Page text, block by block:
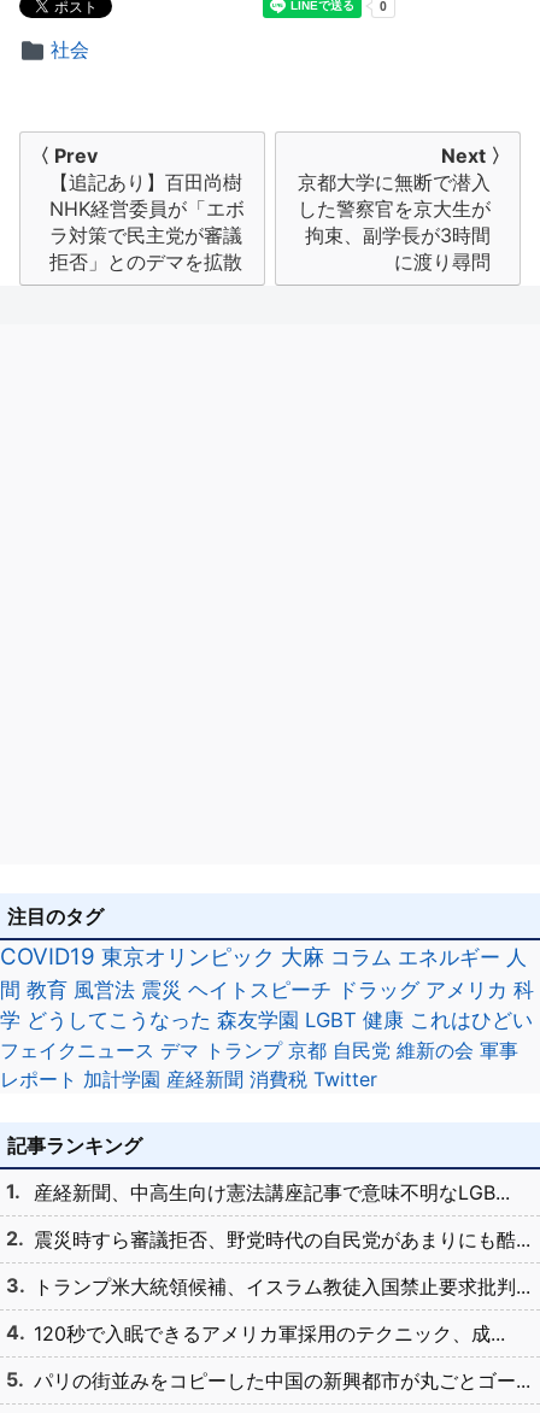
社会
ビ
〈 Prev
【追記あり】百田尚樹
NHK経営委員が「エボ
ラ対策で民主党が審議
拒否」とのデマを拡散
Next 〉
京都大学に無断で潜入
した警察官を京大生が
拘束、副学長が3時間
に渡り尋問
注目のタグ
COVID19 東京オリンピック 大麻 コラム エネルギー 人
間 教育 風営法 震災 ヘイトスピーチ ドラッグ アメリカ 科
学 どうしてこうなった 森友学園 LGBT 健康 これはひどい
フェイクニュース デマ トランプ 京都 自民党 維新の会 軍事
レポート 加計学園 産経新聞 消費税 Twitter
記事ランキング
産経新聞、中高生向け憲法講座記事で意味不明なLGB...
震災時すら審議拒否、野党時代の自民党があまりにも酷...
トランプ米大統領候補、イスラム教徒入国禁止要求批判...
120秒で入眠できるアメリカ軍採用のテクニック、成...
パリの街並みをコピーした中国の新興都市が丸ごとゴー...